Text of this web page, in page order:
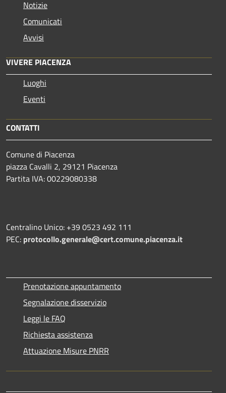
Notizie
Comunicati
Avvisi
VIVERE PIACENZA
Luoghi
Eventi
CONTATTI
Comune di Piacenza
piazza Cavalli 2, 29121 Piacenza
Partita IVA: 00229080338
Centralino Unico: +39 0523 492 111
PEC: protocollo.generale@cert.comune.piacenza.it
Prenotazione appuntamento
Segnalazione disservizio
Leggi le FAQ
Richiesta assistenza
Attuazione Misure PNRR